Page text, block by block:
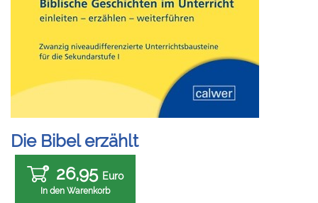
Die Bibel erzählt
26,95 Euro
In den Warenkorb